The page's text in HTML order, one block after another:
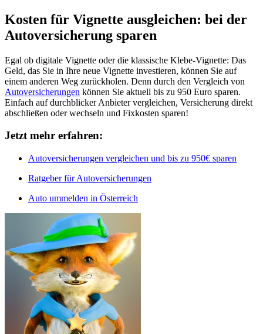
Kosten für Vignette ausgleichen: bei der
Autoversicherung sparen
Egal ob digitale Vignette oder die klassische Klebe-Vignette: Das
Geld, das Sie in Ihre neue Vignette investieren, können Sie auf
einem anderen Weg zurückholen. Denn durch den Vergleich von
Autoversicherungen können Sie aktuell bis zu 950 Euro sparen.
Einfach auf durchblicker Anbieter vergleichen, Versicherung direkt
abschließen oder wechseln und Fixkosten sparen!
Jetzt mehr erfahren:
Autoversicherungen vergleichen und bis zu 950€ sparen
Ratgeber für Autoversicherungen
Auto ummelden in Österreich